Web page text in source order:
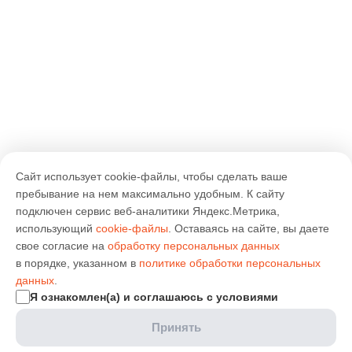
Сайт использует cookie-файлы, чтобы сделать ваше
пребывание на нем максимально удобным. К cайту
подключен сервис веб-аналитики Яндекс.Метрика,
использующий cookie-файлы . Оставаясь на сайте, вы даете
свое согласие на обработку персональных данных
в порядке, указанном в политике обработки персональных
данных
Я ознакомлен(а) и соглашаюсь с условиями
Принять